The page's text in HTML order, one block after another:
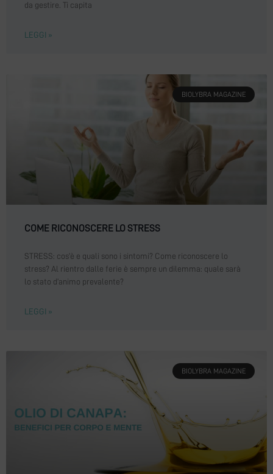
da gestire. Ti capita
LEGGI »
BIOLYBRA MAGAZINE
COME RICONOSCERE LO STRESS
STRESS: cos’è e quali sono i sintomi? Come riconoscere lo
stress? Al rientro dalle ferie è sempre un dilemma: quale sarà
lo stato d’animo prevalente?
LEGGI »
BIOLYBRA MAGAZINE